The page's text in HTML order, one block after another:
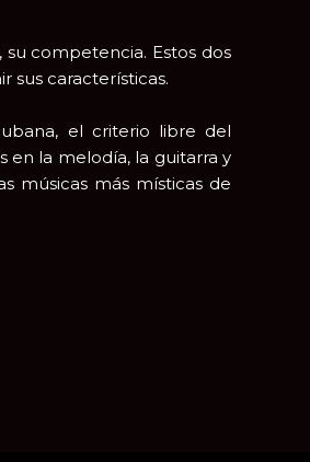
competencia. Estos dos
sus características.
el criterio libre del
en la melodía, la guitarra y
músicas más místicas de